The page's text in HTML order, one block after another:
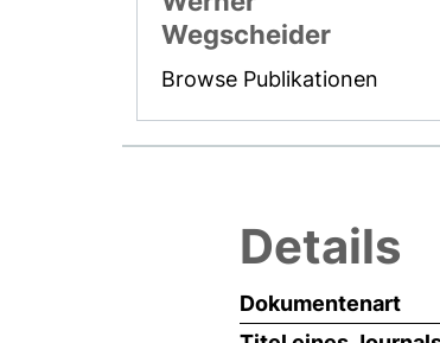
Wegscheider
Browse Publikationen
Details
Dokumentenart